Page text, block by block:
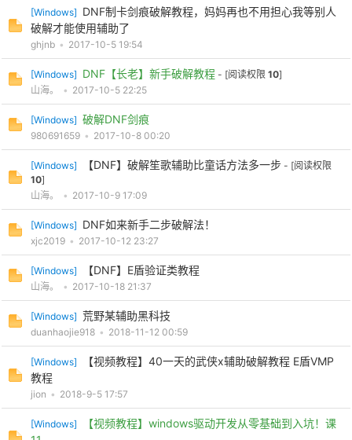
[Windows] DNF制卡剑痕破解教程，妈妈再也不用担心我等别人
破解才能使用辅助了
ghjnb • 2017-10-5 19:54
[Windows] DNF【长老】新手破解教程 - [阅读权限 10]
山海。
• 2017-10-5 22:25
[Windows] 破解DNF剑痕
980691659 • 2017-10-8 00:20
[Windows] 【DNF】破解笙歌辅助比童话方法多一步 - [阅读权限
10]
山海。
• 2017-10-9 17:09
[Windows] DNF如来新手二步破解法！
xjc2019 • 2017-10-12 23:27
[Windows] 【DNF】E盾验证类教程
山海。 • 2017-10-18 21:37
[Windows] 荒野某辅助黑科技
duanhaojie918 • 2018-11-12 00:59
[Windows]
【视频教程】40一天的武侠x辅助破解教程 E盾VMP
教程
jion • 2018-9-5 17:57
[Windows]
【视频教程】windows驱动开发从零基础到入坑！课